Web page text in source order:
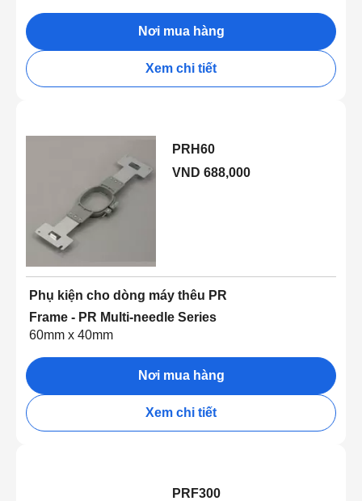
Nơi mua hàng
Xem chi tiết
PRH60
VND 688,000
Phụ kiện cho dòng máy thêu PR
Frame - PR Multi-needle Series
60mm x 40mm
Nơi mua hàng
Xem chi tiết
PRF300